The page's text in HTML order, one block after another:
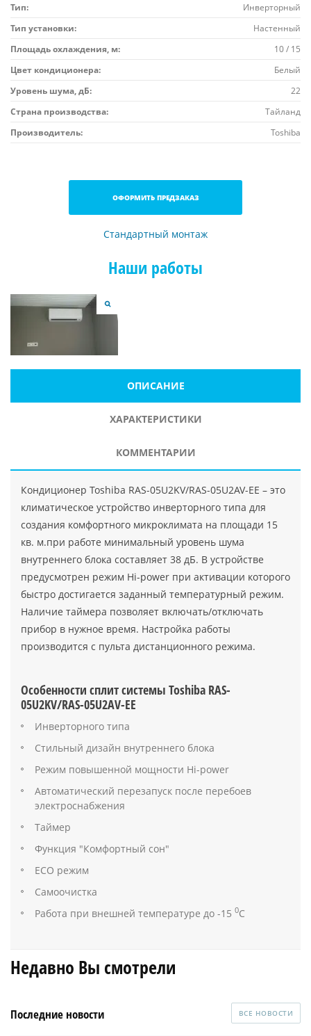
Тип:
Инверторный
Тип установки:
Настенный
Площадь охлаждения, м:
10 / 15
Цвет кондиционера:
Белый
Уровень шума, дБ:
22
Страна производства:
Тайланд
Производитель:
Toshiba
ОФОРМИТЬ ПРЕДЗАКАЗ
Стандартный монтаж
Наши работы
ОПИСАНИЕ
ХАРАКТЕРИСТИКИ
КОММЕНТАРИИ
Кондиционер Toshiba RAS-05U2KV/RAS-05U2AV-EE – это
климатическое устройство инверторного типа для
создания комфортного микроклимата на площади 15
кв. м.при работе минимальный уровень шума
внутреннего блока составляет 38 дБ. В устройстве
предусмотрен режим Hi-power при активации которого
быстро достигается заданный температурный режим.
Наличие таймера позволяет включать/отключать
прибор в нужное время. Настройка работы
производится с пульта дистанционного режима.
Особенности сплит системы Toshiba RAS-
05U2KV/RAS-05U2AV-EE
Инверторного типа
Стильный дизайн внутреннего блока
Режим повышенной мощности Hi-power
Автоматический перезапуск после перебоев
электроснабжения
Таймер
Функция "Комфортный сон"
ECO режим
Самоочистка
Работа при внешней температуре до -15 0C
Недавно Вы смотрели
Последние новости ВСЕ НОВОСТИ